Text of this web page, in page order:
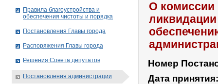
О
Номер
Дата
Правила благоустройства и
обеспечения чистоты и порядка
Постановления Главы города
Распоряжения Главы города
Решения Совета депутатов
Постановления администрации